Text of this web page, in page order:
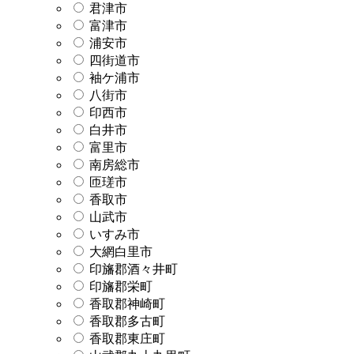
君津市
富津市
浦安市
四街道市
袖ケ浦市
八街市
印西市
白井市
富里市
南房総市
匝瑳市
香取市
山武市
いすみ市
大網白里市
印旛郡酒々井町
印旛郡栄町
香取郡神崎町
香取郡多古町
香取郡東庄町